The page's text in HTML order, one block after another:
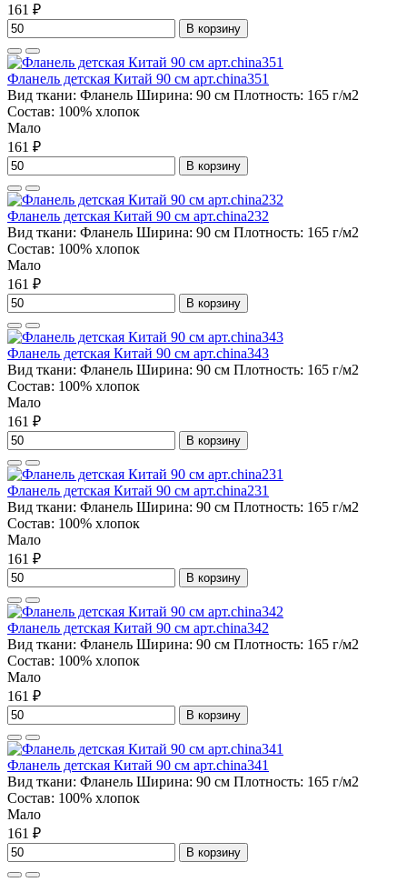
161 ₽
В корзину
Фланель детская Китай 90 см арт.china351
Вид ткани: Фланель Ширина: 90 см Плотность: 165 г/м2
Состав: 100% хлопок
Мало
161 ₽
В корзину
Фланель детская Китай 90 см арт.china232
Вид ткани: Фланель Ширина: 90 см Плотность: 165 г/м2
Состав: 100% хлопок
Мало
161 ₽
В корзину
Фланель детская Китай 90 см арт.china343
Вид ткани: Фланель Ширина: 90 см Плотность: 165 г/м2
Состав: 100% хлопок
Мало
161 ₽
В корзину
Фланель детская Китай 90 см арт.china231
Вид ткани: Фланель Ширина: 90 см Плотность: 165 г/м2
Состав: 100% хлопок
Мало
161 ₽
В корзину
Фланель детская Китай 90 см арт.china342
Вид ткани: Фланель Ширина: 90 см Плотность: 165 г/м2
Состав: 100% хлопок
Мало
161 ₽
В корзину
Фланель детская Китай 90 см арт.china341
Вид ткани: Фланель Ширина: 90 см Плотность: 165 г/м2
Состав: 100% хлопок
Мало
161 ₽
В корзину